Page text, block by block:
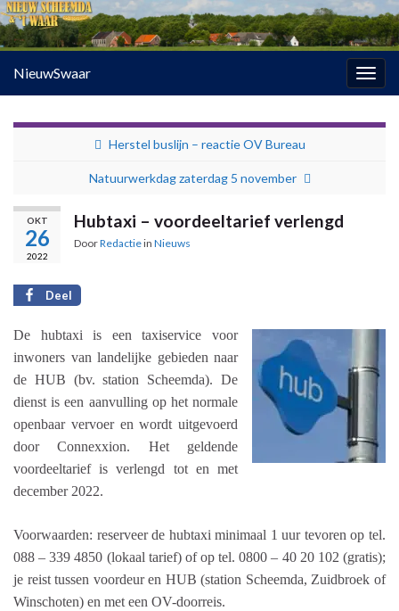
NieuwSwaar
Herstel buslijn – reactie OV Bureau
Natuurwerkdag zaterdag 5 november
OKT
26
2022
Hubtaxi – voordeeltarief verlengd
DoorRedactiein Nieuws
Deel
De hubtaxi is een taxiservice voor
inwoners van landelijke gebieden naar
de HUB (bv. station Scheemda). De
dienst is een aanvulling op het normale
openbaar vervoer en wordt uitgevoerd
door Connexxion. Het geldende
voordeeltarief is verlengd tot en met
december 2022.
Voorwaarden: reserveer de hubtaxi minimaal 1 uur tevoren op tel.
088 – 339 4850 (lokaal tarief) of op tel. 0800 – 40 20 102 (gratis);
je reist tussen voordeur en HUB (station Scheemda, Zuidbroek of
Winschoten) en met een OV-doorreis.